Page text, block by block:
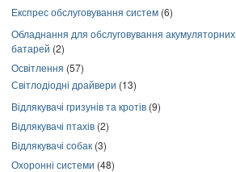
Експрес обслуговування систем (6)
Обладнання для обслуговування акумуляторних
батарей (2)
Освітлення (57)
Світлодіодні драйвери (13)
Відлякувачі гризунів та кротів (9)
Відлякувачі птахів (2)
Відлякувачі собак (3)
Охоронні системи (48)